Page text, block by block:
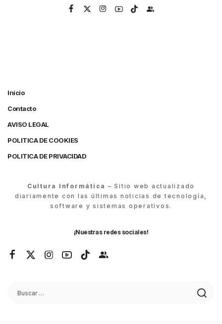
Inicio
Contacto
AVISO LEGAL
POLITICA DE COOKIES
POLITICA DE PRIVACIDAD
Cultura Informática – Sitio web actualizado
diariamente con las últimas noticias de tecnología,
software y sistemas operativos.
¡Nuestras redes sociales!